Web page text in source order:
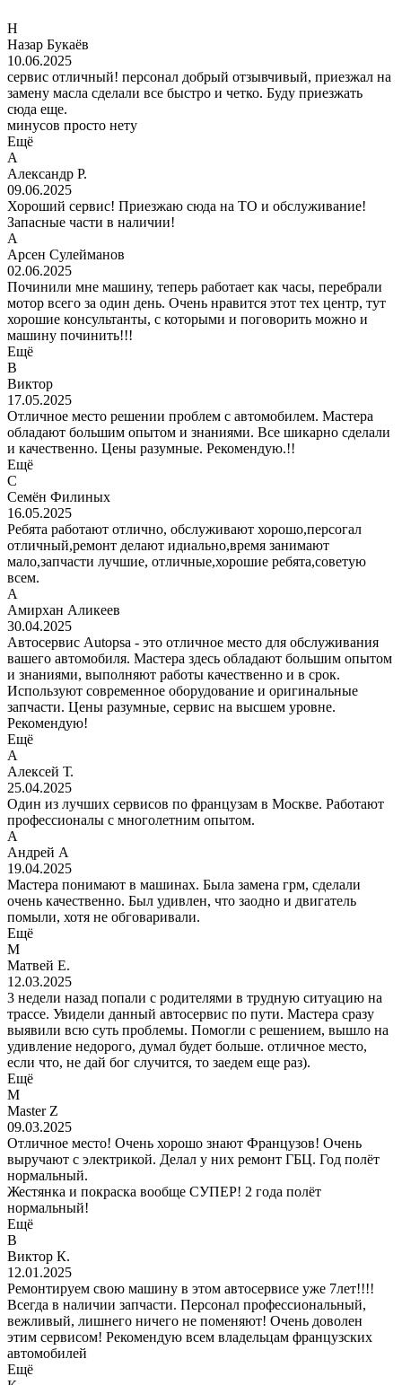
Н
Назар Букаёв
10.06.2025
сервис отличный! персонал добрый отзывчивый, приезжал на
замену масла сделали все быстро и четко. Буду приезжать
сюда еще.
минусов просто нету
Ещё
А
Александр Р.
09.06.2025
Хороший сервис! Приезжаю сюда на ТО и обслуживание!
Запасные части в наличии!
А
Арсен Сулейманов
02.06.2025
Починили мне машину, теперь работает как часы, перебрали
мотор всего за один день. Очень нравится этот тех центр, тут
хорошие консультанты, с которыми и поговорить можно и
машину починить!!!
Ещё
В
Виктор
17.05.2025
Отличное место решении проблем с автомобилем. Мастера
обладают большим опытом и знаниями. Все шикарно сделали
и качественно. Цены разумные. Рекомендую.!!
Ещё
С
Семён Филиных
16.05.2025
Ребята работают отлично, обслуживают хорошо,персогал
отличный,ремонт делают идиально,время занимают
мало,запчасти лучшие, отличные,хорошие ребята,советую
всем.
А
Амирхан Аликеев
30.04.2025
Автосервис Autopsa - это отличное место для обслуживания
вашего автомобиля. Мастера здесь обладают большим опытом
и знаниями, выполняют работы качественно и в срок.
Используют современное оборудование и оригинальные
запчасти. Цены разумные, сервис на высшем уровне.
Рекомендую!
Ещё
А
Алексей Т.
25.04.2025
Один из лучших сервисов по французам в Москве. Работают
профессионалы с многолетним опытом.
А
Андрей А
19.04.2025
Мастера понимают в машинах. Была замена грм, сделали
очень качественно. Был удивлен, что заодно и двигатель
помыли, хотя не обговаривали.
Ещё
М
Матвей Е.
12.03.2025
3 недели назад попали с родителями в трудную ситуацию на
трассе. Увидели данный автосервис по пути. Мастера сразу
выявили всю суть проблемы. Помогли с решением, вышло на
удивление недорого, думал будет больше. отличное место,
если что, не дай бог случится, то заедем еще раз).
Ещё
M
Master Z
09.03.2025
Отличное место! Очень хорошо знают Французов! Очень
выручают с электрикой. Делал у них ремонт ГБЦ. Год полëт
нормальный.
Жестянка и покраска вообще СУПЕР! 2 года полëт
нормальный!
Ещё
В
Виктор К.
12.01.2025
Ремонтируем свою машину в этом автосервисе уже 7лет!!!!
Всегда в наличии запчасти. Персонал профессиональный,
вежливый, лишнего ничего не поменяют! Очень доволен
этим сервисом! Рекомендую всем владельцам французских
автомобилей
Ещё